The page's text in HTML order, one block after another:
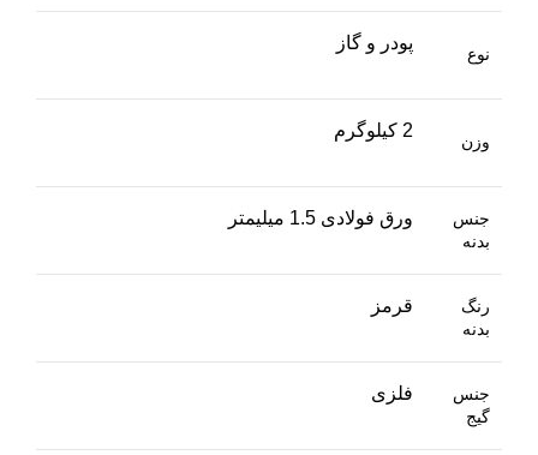
نوع
پودر و گاز
وزن
2 کیلوگرم
جنس
بدنه
ورق فولادی 1.5 میلیمتر
رنگ
بدنه
قرمز
جنس
گیج
فلزی